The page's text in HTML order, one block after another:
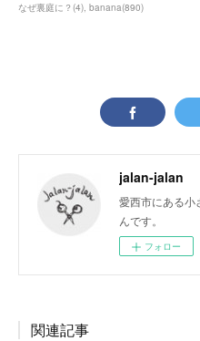
なぜ裏庭に？ (4) banana(890)
jalan-jalan
愛西市にある小
んです。
フォロー
関連記事